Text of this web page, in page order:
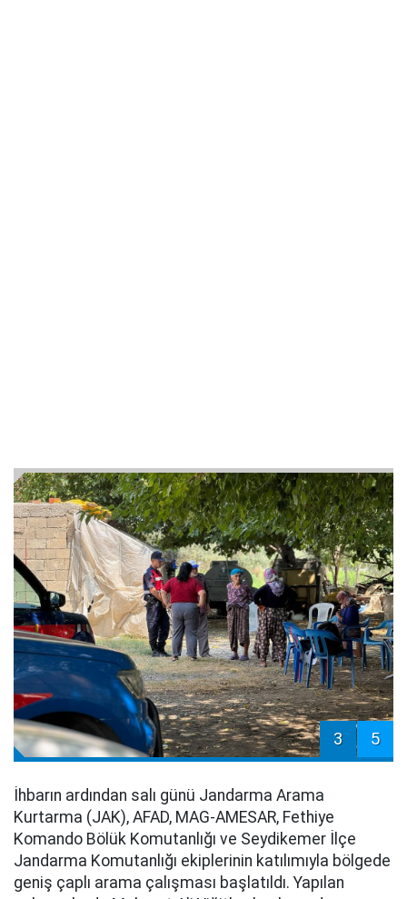
3 5
İhbarın ardından salı günü Jandarma Arama
Kurtarma (JAK), AFAD, MAG-AMESAR, Fethiye
Komando Bölük Komutanlığı ve Seydikemer İlçe
Jandarma Komutanlığı ekiplerinin katılımıyla bölgede
geniş çaplı arama çalışması başlatıldı. Yapılan